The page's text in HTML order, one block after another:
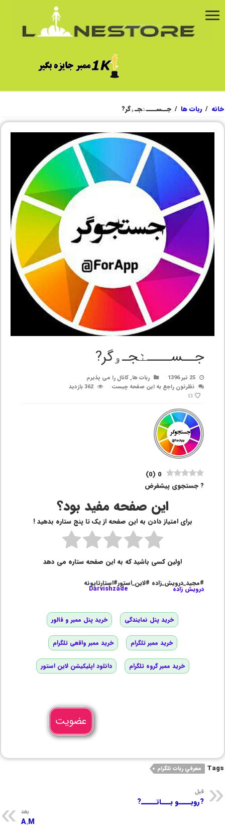
خانه / ربات ها / جــســــٺجـۅگر?
جــســــٺجـۅگر?
25 تیر 1396 ربات ها,کانال را می پذیرم
نظرتون راجع به این صفحه چیست
362 بازدید
13
0
(
0
)
? جستجوی پیشفرض
این صفحه مفید بود؟
برای امتیاز دادن به این صفحه از یک تا پنج ستاره بدهید !
اولین کسی باشید که به این صفحه ستاره می دهد
#مجید_درویش_زاده #لاین_استور#استارتاپونه
درویش زاده Darvishzade
خرید پنل نمایندگی خرید پنل ممبر و فالور
خرید ممبر تلگرام خرید ممبر واقعی تلگرام
خرید ممبر گروه تلگرام دانلود اپلیکیشن لاین استور
عضویت
Tags معرفي ربات تلگرام
قبل
?روبــــو بـــاتـــــ?
بعد
A.M